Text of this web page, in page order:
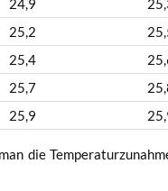
24,9
25,2
25,4
25,7
25,9
die